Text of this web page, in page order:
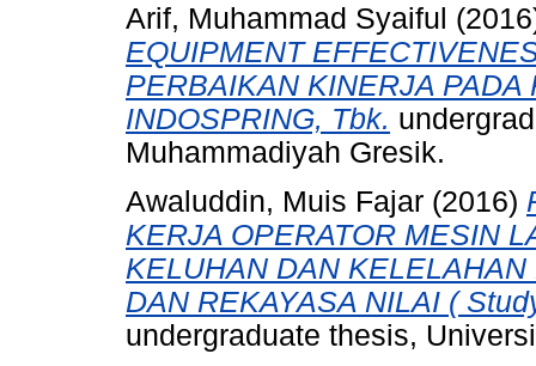
Arif, Muhammad Syaiful
EQUIPMENT
PERBAIKAN KINERJA
INDOSPRING, Tbk.
Muhammadiyah Gresik.
Awaluddin, Muis Fajar (2016)
KERJA OPERATOR MESIN
KELUHAN DAN
DAN REKAYASA NILAI (
undergraduate thesis,